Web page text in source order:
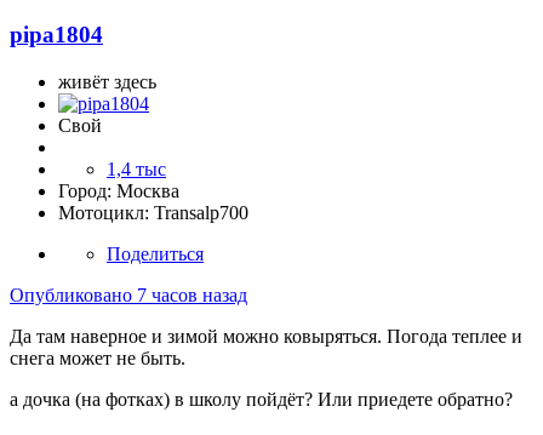
pipa1804
живёт здесь
Свой
1,4 тыс
Город: Москва
Мотоцикл: Transalp700
Поделиться
Опубликовано 7 часов назад
Да там наверное и зимой можно ковыряться. Погода теплее и
снега может не быть.
а дочка (на фотках) в школу пойдёт? Или приедете обратно?